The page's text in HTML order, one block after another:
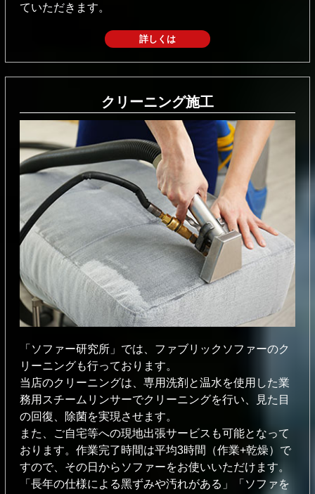
ていただきます。
詳しくは
クリーニング施工
「ソファー研究所」では、ファブリックソファーのク
リーニングも⾏っております。
当店のクリーニングは、専⽤洗剤と温⽔を使⽤した業
務⽤スチームリンサーでクリーニングを⾏い、⾒た⽬
の回復、除菌を実現させます。
また、ご⾃宅等への現地出張サービスも可能となって
おります。作業完了時間は平均3時間（作業+乾燥）で
すので、その⽇からソファーをお使いいただけます。
「⻑年の仕様による⿊ずみや汚れがある」「ソファを